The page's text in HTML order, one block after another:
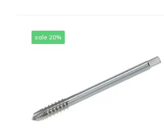
sale 20%